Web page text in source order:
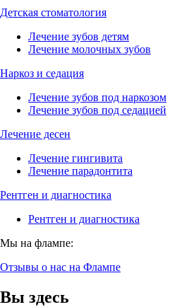
Детская стоматология
Лечение зубов детям
Лечение молочных зубов
Наркоз и седация
Лечение зубов под наркозом
Лечение зубов под седацией
Лечение десен
Лечение гингивита
Лечение парадонтита
Рентген и диагностика
Рентген и диагностика
Мы на флампе:
Отзывы о нас на Флампе
Вы здесь